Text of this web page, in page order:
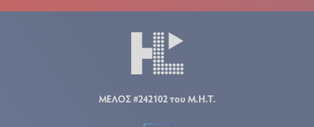
ΜΕΛΟΣ #242102 του Μ.Η.Τ.